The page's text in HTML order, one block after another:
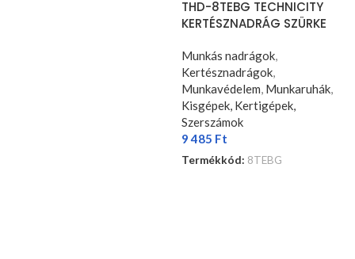
THD-8TEBG TECHNICITY
KERTÉSZNADRÁG SZÜRKE
Munkás nadrágok,
Kertésznadrágok,
Munkavédelem, Munkaruhák,
Kisgépek, Kertigépek,
Szerszámok
9 485 Ft
Termékkód: 8TEBG